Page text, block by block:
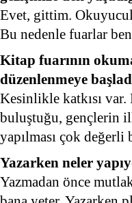
Evet, gittim.
Bu nedenle fuarlar
Kitap fuarının
düzenlenmeye
Kesinlikle katkısı var.
buluştuğu, gençlerin
yapılması çok değerli
Yazarken neler
Yazmadan önce